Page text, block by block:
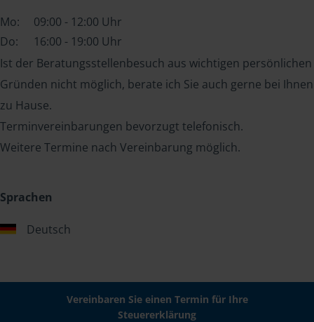
Mo:
09:00 - 12:00 Uhr
Do:
16:00 - 19:00 Uhr
Ist der Beratungsstellenbesuch aus wichtigen persönlichen
Gründen nicht möglich, berate ich Sie auch gerne bei Ihnen
zu Hause.
Terminvereinbarungen bevorzugt telefonisch.
Weitere Termine nach Vereinbarung möglich.
Sprachen
Deutsch
Vereinbaren Sie einen Termin für Ihre
Steuererklärung